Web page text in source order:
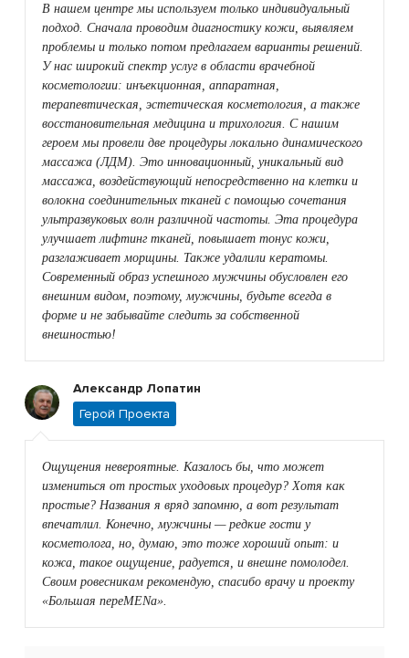
В нашем центре мы используем только индивидуальный
подход. Сначала проводим диагностику кожи, выявляем
проблемы и только потом предлагаем варианты решений.
У нас широкий спектр услуг в области врачебной
косметологии: инъекционная, аппаратная,
терапевтическая, эстетическая косметология, а также
восстановительная медицина и трихология. С нашим
героем мы провели две процедуры локально динамического
массажа (ЛДМ). Это инновационный, уникальный вид
массажа, воздействующий непосредственно на клетки и
волокна соединительных тканей с помощью сочетания
ультразвуковых волн различной частоты. Эта процедура
улучшает лифтинг тканей, повышает тонус кожи,
разглаживает морщины. Также удалили кератомы.
Современный образ успешного мужчины обусловлен его
внешним видом, поэтому, мужчины, будьте всегда в
форме и не забывайте следить за собственной
внешностью!
Александр Лопатин
Герой Проекта
Ощущения невероятные. Казалось бы, что может
измениться от простых уходовых процедур? Хотя как
простые? Названия я вряд запомню, а вот результат
впечатлил. Конечно, мужчины — редкие гости у
косметолога, но, думаю, это тоже хороший опыт: и
кожа, такое ощущение, радуется, и внешне помолодел.
Своим ровесникам рекомендую, спасибо врачу и проекту
«Большая переMENа».